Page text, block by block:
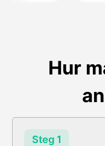
Hur
Steg 1